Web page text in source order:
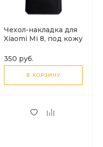
Чехол-накладка для
Xiaomi Mi 8, под кожу
350 руб.
В КОРЗИНУ